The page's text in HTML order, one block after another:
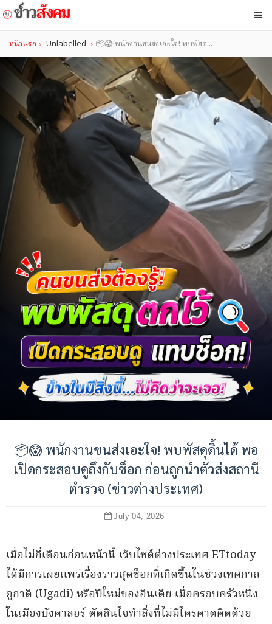
หน้าแรก Unlabelled 📦😱 พนักงานขนส่งเอะใจ! พบพัสด...
📦😱 พนักงานขนส่งเอะใจ! พบพัสดุดิ้นได้ พอ
เปิดกระสอบดูถึงกับช็อก ก่อนถูกนำตัวส่งสถานี
ตำรวจ (ข่าวต่างประเทศ)
July 04, 2026
เมื่อไม่กี่เดือนก่อนหน้านี้ เว็บไซต์ต่างประเทศ ETtoday
ได้มีการเผยแพร่เรื่องราวสุดช็อกที่เกิดขึ้นในช่วงเทศกาล
อูกาดิ (Ugadi) หรือปีใหม่ของอินเดีย เมื่อครอบครัวหนึ่ง
ในเมืองบังคาลอร์ ตัดสินใจทำสิ่งที่ไม่มีใครคาดคิดด้วย